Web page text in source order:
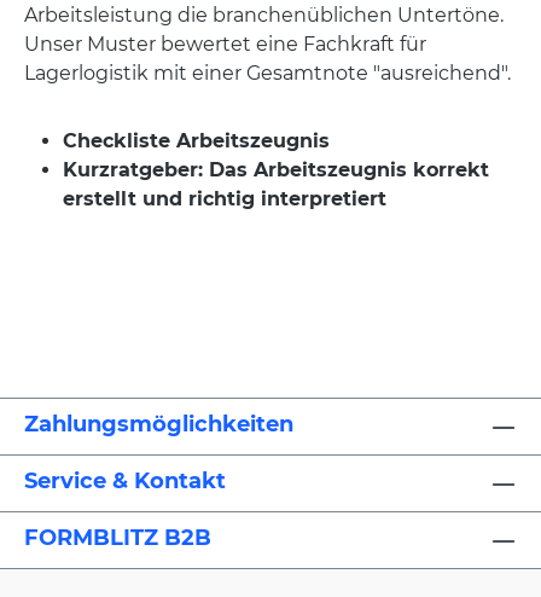
Arbeitsleistung die branchenüblichen Untertöne.
Unser Muster bewertet eine Fachkraft für
Lagerlogistik mit einer Gesamtnote "ausreichend".
Checkliste Arbeitszeugnis
Kurzratgeber: Das Arbeitszeugnis korrekt
erstellt und richtig interpretiert
Zahlungsmöglichkeiten
Service & Kontakt
FORMBLITZ B2B